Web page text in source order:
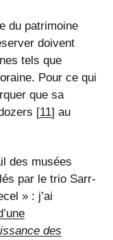
du patrimoine
doivent
tels que
Pour ce qui
que sa
[11] au
des musées
par le trio Sarr-
» : j’ai
des